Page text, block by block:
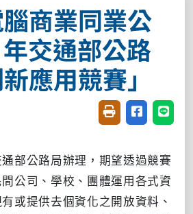
商業同業公
交通部公路
應用競賽」
友善列印(開新視
分享至臉書
分享
部公路局辦理，期望透過競賽
公司、學校、團體運用各式資
或提供去個資化之開放資料、